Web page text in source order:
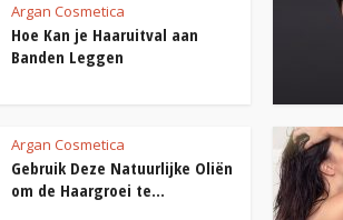
Argan Cosmetica
Hoe Kan je Haaruitval aan
Banden Leggen
Argan Cosmetica
Gebruik Deze Natuurlijke Oliën
om de Haargroei te...